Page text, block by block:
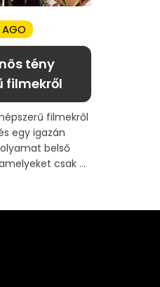
AGO
tény
filmekről
filmekről
egy igazán
belső
csak ...